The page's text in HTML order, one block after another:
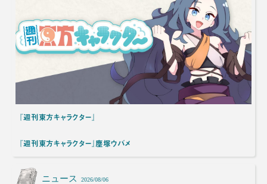
『週刊東方キャラクター』
『週刊東方キャラクター』塵塚ウバメ
ニュース 2026/08/06